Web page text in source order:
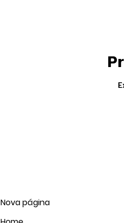
Nova página